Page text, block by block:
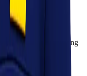
terpercaya yang
dengan cepat,